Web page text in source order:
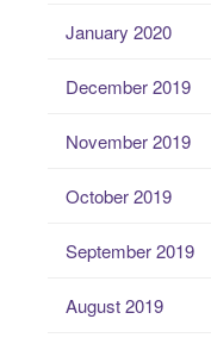
January 2020
December 2019
November 2019
October 2019
September 2019
August 2019